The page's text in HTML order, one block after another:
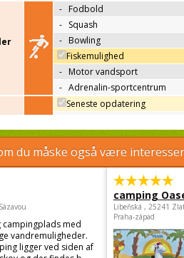
- Fodbold
- Squash
- Bowling
Fiskemulighed
- Motor vandsport
- Adrenalin-sportcentrum
Seneste opdatering
du måske også være
campingplads med
vandremuligheder.
ligger ved siden af
camping
Libeňská , 25241
Praha-západ